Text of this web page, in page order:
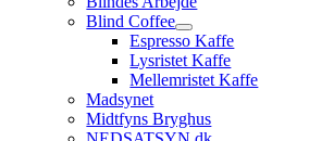
Blind Coffee
Espresso Kaffe
Lysristet Kaffe
Mellemristet Kaffe
Madsynet
Midtfyns Bryghus